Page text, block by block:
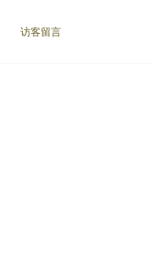
访客留言